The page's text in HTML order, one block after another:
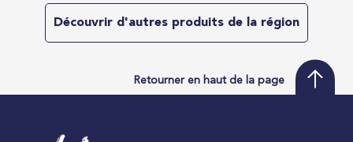
Découvrir d'autres produits de la région
Retourner en haut de la page